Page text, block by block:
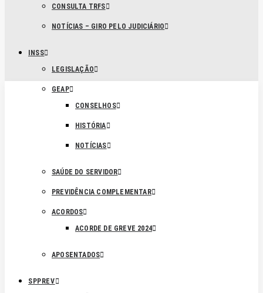
CONSULTA TRFS
NOTÍCIAS – GIRO PELO JUDICIÁRIO
INSS
LEGISLAÇÃO
GEAP
CONSELHOS
HISTÓRIA
NOTÍCIAS
SAÚDE DO SERVIDOR
PREVIDÊNCIA COMPLEMENTAR
ACORDOS
ACORDE DE GREVE 2024
APOSENTADOS
SPPREV